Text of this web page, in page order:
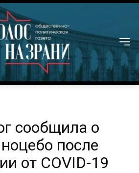
сообщила о
после
от COVID-19